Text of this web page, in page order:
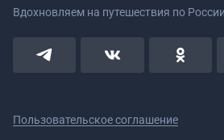
Вдохновляем на путешествия по России
Пользовательское соглашение